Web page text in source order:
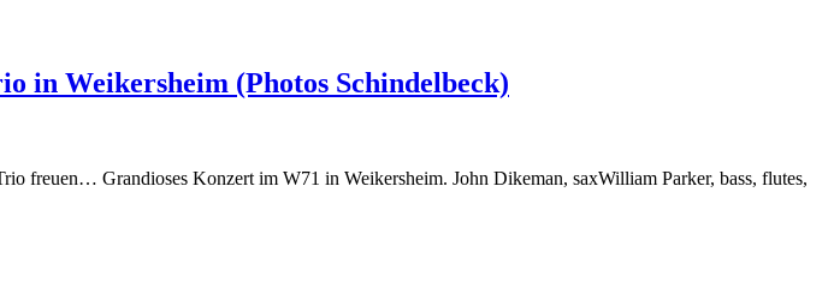
in Weikersheim (Photos Schindelbeck)
freuen… Grandioses Konzert im W71 in Weikersheim. John Dikeman, saxWilliam Parker, bass, flutes,